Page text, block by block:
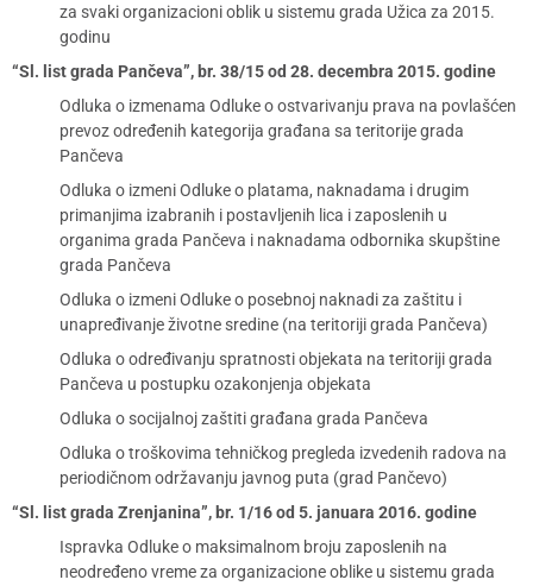
za svaki organizacioni oblik u sistemu grada Užica za 2015.
godinu
“Sl. list grada Pančeva”, br. 38/15 od 28. decembra 2015. godine
Odluka o izmenama Odluke o ostvarivanju prava na povlašćen
prevoz određenih kategorija građana sa teritorije grada
Pančeva
Odluka o izmeni Odluke o platama, naknadama i drugim
primanjima izabranih i postavljenih lica i zaposlenih u
organima grada Pančeva i naknadama odbornika skupštine
grada Pančeva
Odluka o izmeni Odluke o posebnoj naknadi za zaštitu i
unapređivanje životne sredine (na teritoriji grada Pančeva)
Odluka o određivanju spratnosti objekata na teritoriji grada
Pančeva u postupku ozakonjenja objekata
Odluka o socijalnoj zaštiti građana grada Pančeva
Odluka o troškovima tehničkog pregleda izvedenih radova na
periodičnom održavanju javnog puta (grad Pančevo)
“Sl. list grada Zrenjanina”, br. 1/16 od 5. januara 2016. godine
Ispravka Odluke o maksimalnom broju zaposlenih na
neodređeno vreme za organizacione oblike u sistemu grada